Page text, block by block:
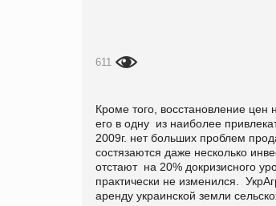
611
Кроме того, восстановление цен
его в одну из наиболее
2009г. нет больших проблем
состязаются даже несколько
отстают на 20% докризисного
практически не изменился.
аренду украинской земли